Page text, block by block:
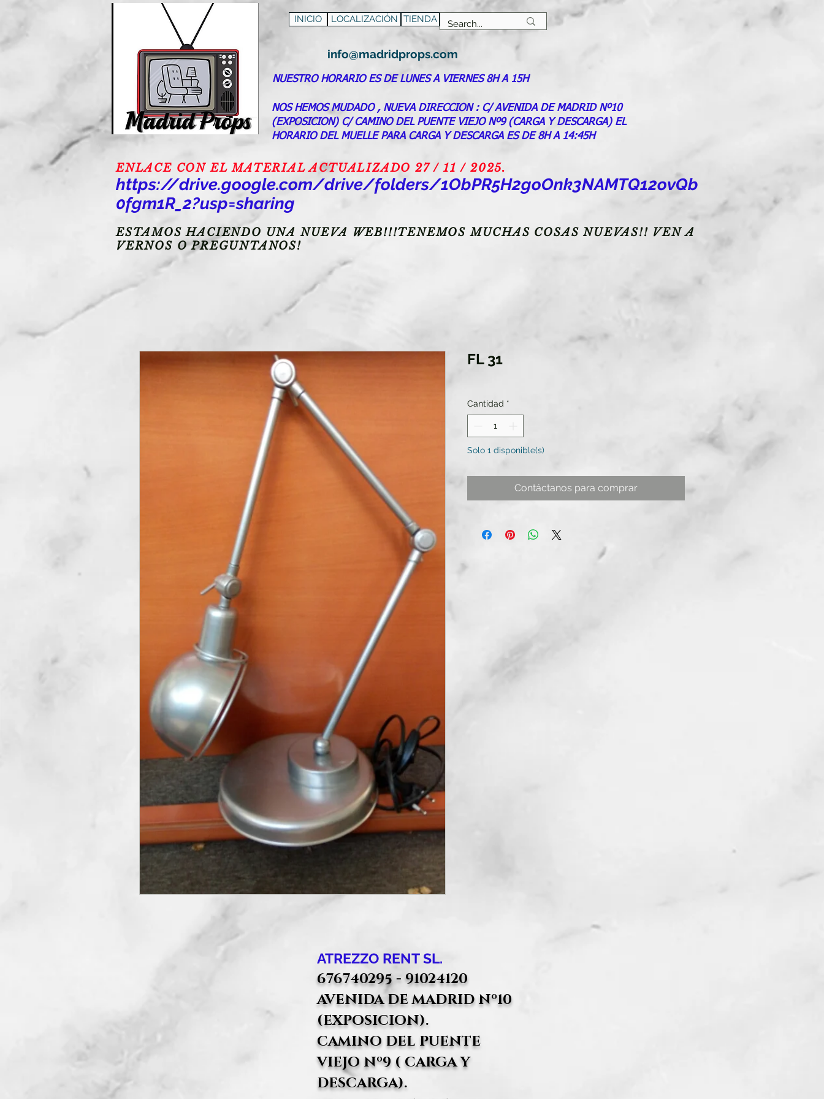
INICIO LOCALIZACIÓN TIENDA
info@madridprops.com
NUESTRO HORARIO ES DE LUNES A VIERNES 8H A 15H
NOS HEMOS MUDADO , NUEVA DIRECCION : C/ AVENIDA DE MADRID Nº10
(EXPOSICION) C/ CAMINO DEL PUENTE VIEJO Nº9 (CARGA Y DESCARGA) EL
HORARIO DEL MUELLE PARA CARGA Y DESCARGA ES DE 8H A 14:45H
ENLACE CON EL MATERIAL ACTUALIZADO 27 / 11 / 2025.
https://drive.google.com/drive/folders/1ObPR5H2goOnk3NAMTQ12ovQb
0fgm1R_2?usp=sharing
ESTAMOS HACIENDO UNA NUEVA WEB!!!TENEMOS MUCHAS COSAS NUEVAS!! VEN A
VERNOS O PREGUNTANOS!
FL 31
Cantidad *
Solo 1 disponible(s)
Contáctanos para comprar
ATREZZO RENT SL.
676740295 - 91024120
AVENIDA DE MADRID Nº10
(EXPOSICION).
CAMINO DEL PUENTE
VIEJO Nº9 ( CARGA Y
DESCARGA).